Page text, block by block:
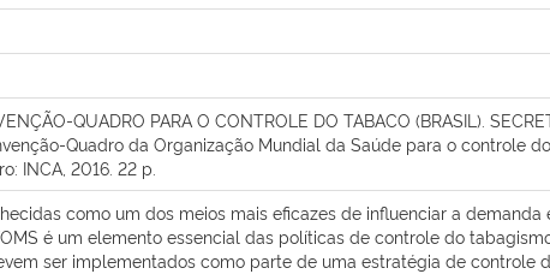
QUADRO PARA O CONTROLE DO TABACO (BRASIL).
Quadro da Organização Mundial da Saúde para o controle
INCA, 2016. 22 p.
como um dos meios mais eficazes de influenciar a
é um elemento essencial das políticas de controle do
ser implementados como parte de uma estratégia de controle